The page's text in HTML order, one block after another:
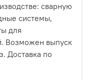
сварную
системы,
для
Возможен выпуск
Доставка по